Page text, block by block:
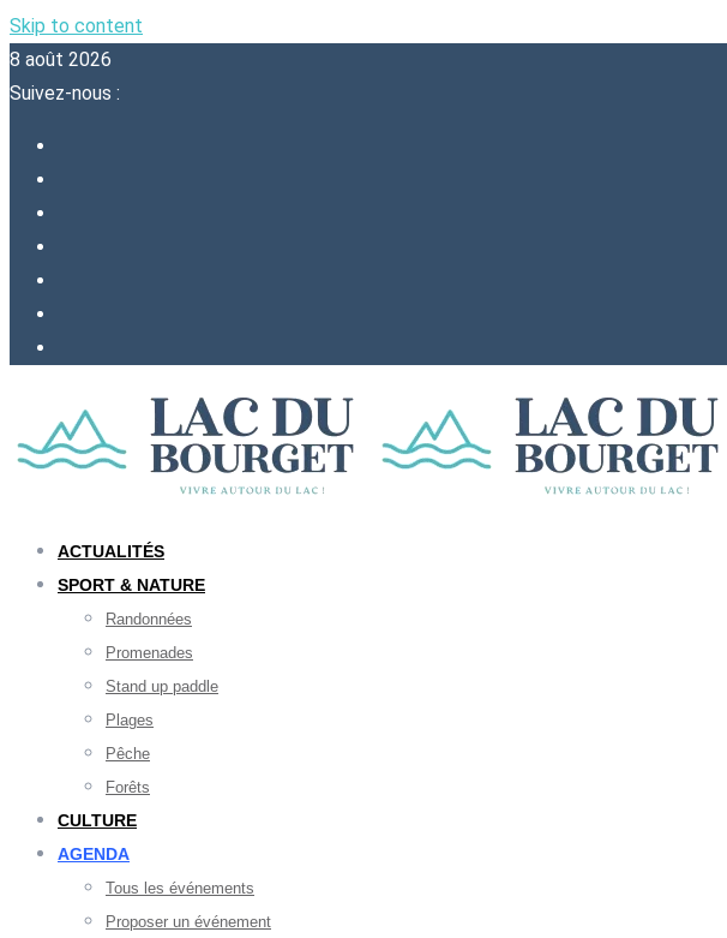
Skip to content
8 août 2026
Suivez-nous :
ACTUALITÉS
SPORT & NATURE
Randonnées
Promenades
Stand up paddle
Plages
Pêche
Forêts
CULTURE
AGENDA
Tous les événements
Proposer un événement